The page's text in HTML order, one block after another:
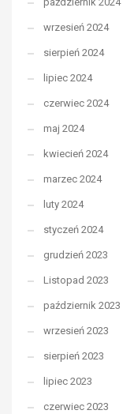
wrzesień 2024
sierpień 2024
lipiec 2024
czerwiec 2024
maj 2024
kwiecień 2024
marzec 2024
luty 2024
styczeń 2024
grudzień 2023
Listopad 2023
październik 2023
wrzesień 2023
sierpień 2023
lipiec 2023
czerwiec 2023